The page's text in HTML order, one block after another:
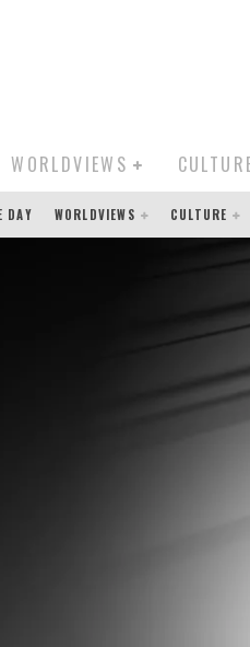
WORLDVIEWS
DAY WORLDVIEWS CULTURE